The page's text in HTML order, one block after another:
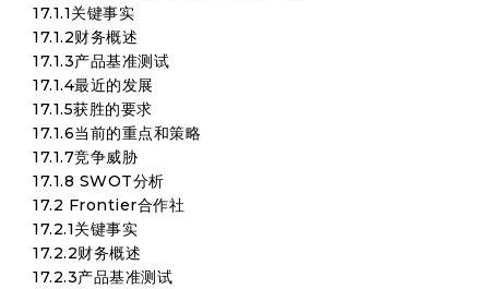
17.1.1关键事实
17.1.2财务概述
17.1.3产品基准测试
17.1.4最近的发展
17.1.5获胜的要求
17.1.6当前的重点和策略
17.1.7竞争威胁
17.1.8 SWOT分析
17.2 Frontier合作社
17.2.1关键事实
17.2.2财务概述
17.2.3产品基准测试